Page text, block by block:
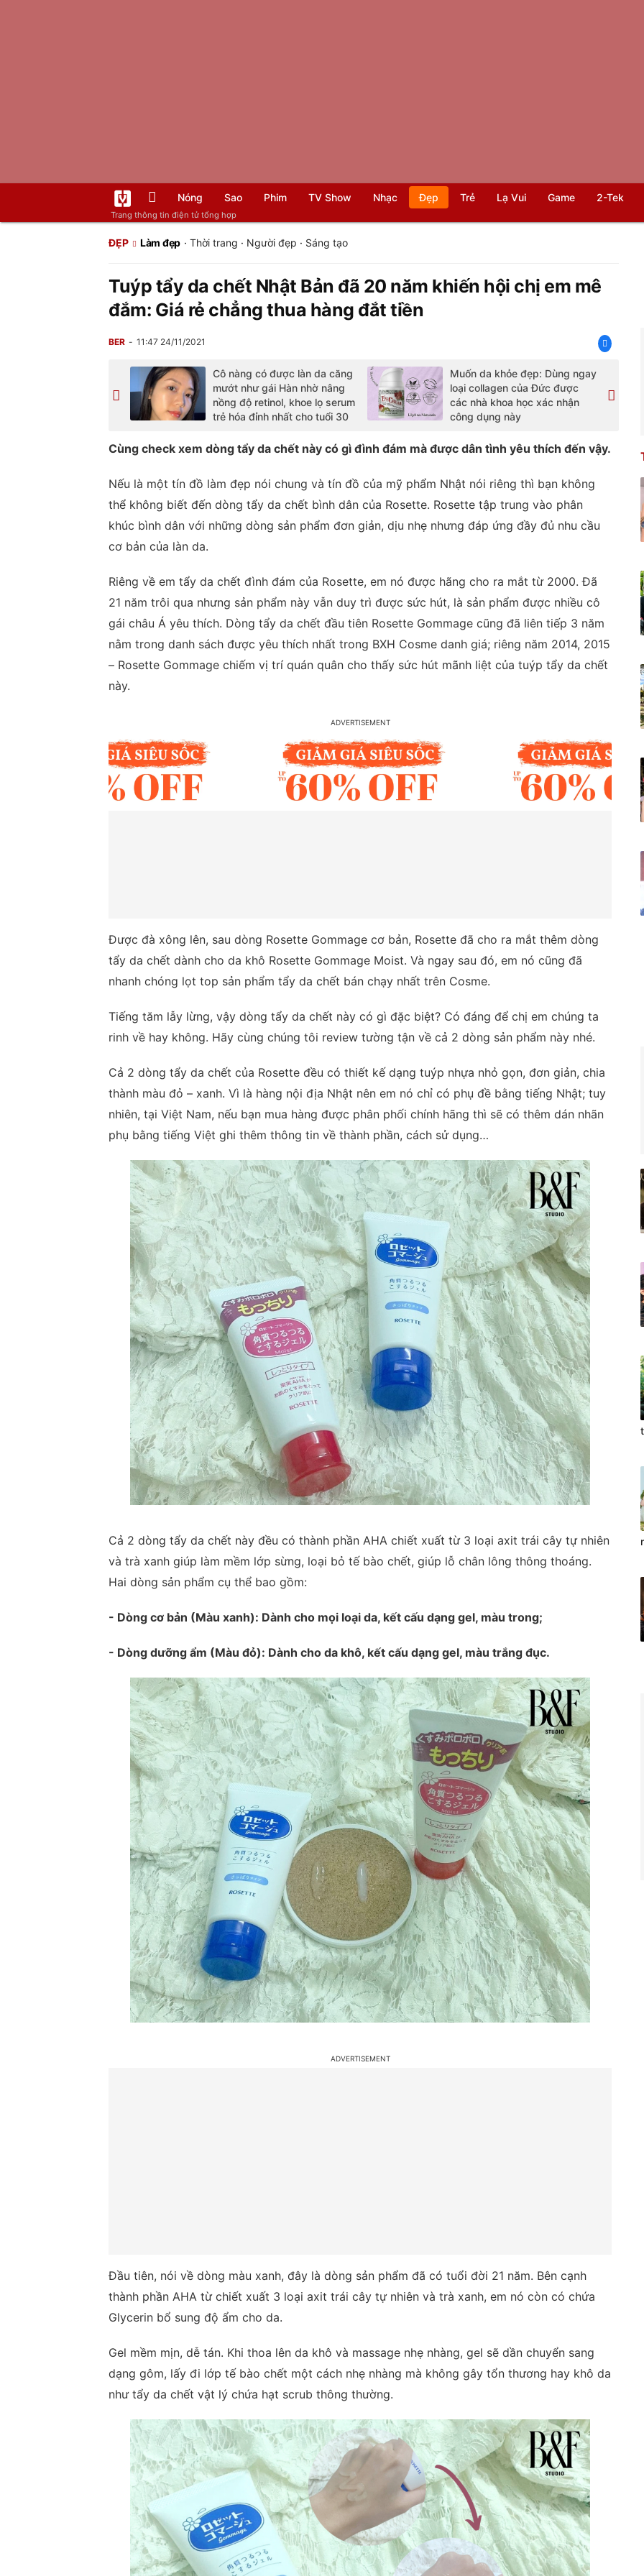
Trang thông tin điện tử tổng hợp
Nóng Sao Phim TV Show Nhạc Đẹp Trẻ Lạ Vui Game 2-Tek
ĐẸP Làm đẹp · Thời trang · Người đẹp · Sáng tạo
Tuýp tẩy da chết Nhật Bản đã 20 năm khiến hội chị em mê
đắm: Giá rẻ chẳng thua hàng đắt tiền
BER 11:47 24/11/2021
Cô nàng có được làn da căng
mướt như gái Hàn nhờ nâng
nồng độ retinol, khoe lọ serum
trẻ hóa đỉnh nhất cho tuổi 30
Muốn da khỏe đẹp: Dùng ngay
loại collagen của Đức được
các nhà khoa học xác nhận
công dụng này
Cùng check xem dòng tẩy da chết này có gì đình đám mà được dân tình yêu thích đến vậy.
Nếu là một tín đồ làm đẹp nói chung và tín đồ của mỹ phẩm Nhật nói riêng thì bạn không
thể không biết đến dòng tẩy da chết bình dân của Rosette. Rosette tập trung vào phân
khúc bình dân với những dòng sản phẩm đơn giản, dịu nhẹ nhưng đáp ứng đầy đủ nhu cầu
cơ bản của làn da.
Riêng về em tẩy da chết đình đám của Rosette, em nó được hãng cho ra mắt từ 2000. Đã
21 năm trôi qua nhưng sản phẩm này vẫn duy trì được sức hút, là sản phẩm được nhiều cô
gái châu Á yêu thích. Dòng tẩy da chết đầu tiên Rosette Gommage cũng đã liên tiếp 3 năm
nằm trong danh sách được yêu thích nhất trong BXH Cosme danh giá; riêng năm 2014, 2015
– Rosette Gommage chiếm vị trí quán quân cho thấy sức hút mãnh liệt của tuýp tẩy da chết
này.
Được đà xông lên, sau dòng Rosette Gommage cơ bản, Rosette đã cho ra mắt thêm dòng
tẩy da chết dành cho da khô Rosette Gommage Moist. Và ngay sau đó, em nó cũng đã
nhanh chóng lọt top sản phẩm tẩy da chết bán chạy nhất trên Cosme.
Tiếng tăm lẫy lừng, vậy dòng tẩy da chết này có gì đặc biệt? Có đáng để chị em chúng ta
rinh về hay không. Hãy cùng chúng tôi review tường tận về cả 2 dòng sản phẩm này nhé.
Cả 2 dòng tẩy da chết của Rosette đều có thiết kế dạng tuýp nhựa nhỏ gọn, đơn giản, chia
thành màu đỏ – xanh. Vì là hàng nội địa Nhật nên em nó chỉ có phụ đề bằng tiếng Nhật; tuy
nhiên, tại Việt Nam, nếu bạn mua hàng được phân phối chính hãng thì sẽ có thêm dán nhãn
phụ bằng tiếng Việt ghi thêm thông tin về thành phần, cách sử dụng…
Cả 2 dòng tẩy da chết này đều có thành phần AHA chiết xuất từ 3 loại axit trái cây tự nhiên
và trà xanh giúp làm mềm lớp sừng, loại bỏ tế bào chết, giúp lỗ chân lông thông thoáng.
Hai dòng sản phẩm cụ thể bao gồm:
- Dòng cơ bản (Màu xanh): Dành cho mọi loại da, kết cấu dạng gel, màu trong;
- Dòng dưỡng ẩm (Màu đỏ): Dành cho da khô, kết cấu dạng gel, màu trắng đục.
Đầu tiên, nói về dòng màu xanh, đây là dòng sản phẩm đã có tuổi đời 21 năm. Bên cạnh
thành phần AHA từ chiết xuất 3 loại axit trái cây tự nhiên và trà xanh, em nó còn có chứa
Glycerin bổ sung độ ẩm cho da.
Gel mềm mịn, dễ tán. Khi thoa lên da khô và massage nhẹ nhàng, gel sẽ dần chuyển sang
dạng gôm, lấy đi lớp tế bào chết một cách nhẹ nhàng mà không gây tổn thương hay khô da
như tẩy da chết vật lý chứa hạt scrub thông thường.